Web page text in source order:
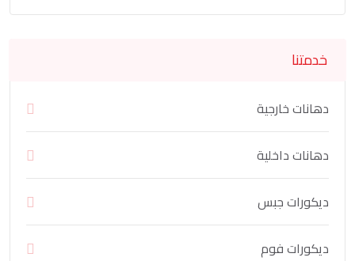
خدمتنا
دهانات خارجية
دهانات داخلية
ديكورات جبس
ديكورات فوم